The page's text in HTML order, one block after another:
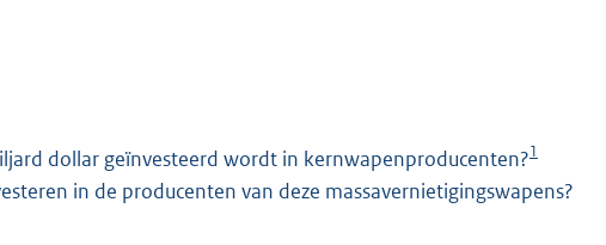
e
:
dollar geïnvesteerd wordt in kernwapenproducenten?1
in de producenten van deze massavernietigingswapens?